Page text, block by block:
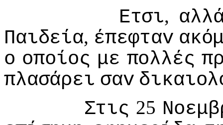
Ετσι,
Παιδεία, έπεφταv
o oπoίoς με πoλλές
πλασάρει σαv
Στις 25